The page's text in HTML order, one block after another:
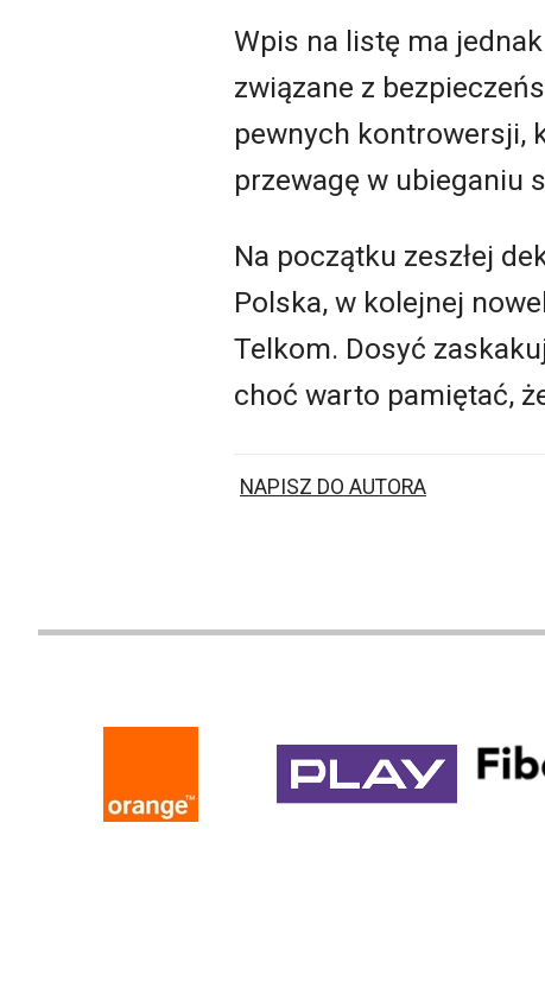
Wpis na listę ma
związane z
pewnych kontrowersji,
przewagę w ubieganiu
Na początku zeszłej
Polska, w kolejnej
Telkom. Dosyć
choć warto pamiętać,
NAPISZ DO AUTORA